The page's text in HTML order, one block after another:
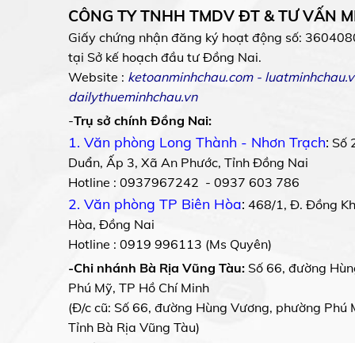
CÔNG TY TNHH TMDV ĐT & TƯ VẤN
Giấy chứng nhận đăng ký hoạt động số:
tại Sở kế hoạch đầu tư Đồng Nai.
Website : ketoanminhchau.com-
dailythueminhchau.vn
-Trụ sở chính Đồng Nai:
1. Văn phòng Long Thành - Nhơn Trạch: Số
Duẩn, Ấp 3, Xã An Phước, Tỉnh Đồng Nai
Hotline : 0937967242 - 0937 603 786
2. Văn phòng TP Biên Hòa: 468/1, Đ. Đồng
Hòa, Đồng Nai
Hotline : 0919 996113 (Ms Quyên)
-Chi nhánh Bà Rịa Vũng Tàu: Số 66, đường
Phú Mỹ, TP Hồ Chí Minh
(Đ/c cũ: Số 66, đường Hùng Vương, phường Phú
Tỉnh Bà Rịa Vũng Tàu)